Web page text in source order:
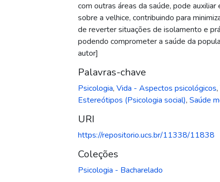
com outras áreas da saúde, pode
sobre a velhice, contribuindo para
de reverter situações de isolamento e
podendo comprometer a saúde da
autor]
Palavras-chave
Psicologia, Vida - Aspectos psicológicos,
Estereótipos (Psicologia social), Saúde
URI
https://repositorio.ucs.br/11338/11838
Coleções
Psicologia - Bacharelado